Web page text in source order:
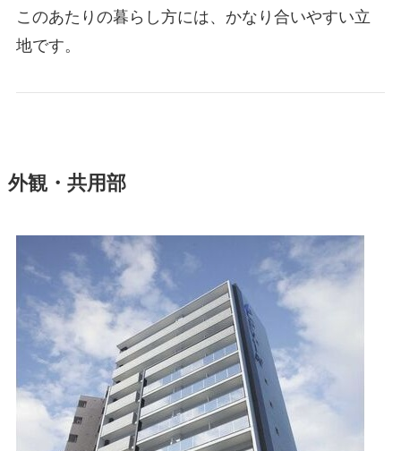
このあたりの暮らし方には、かなり合いやすい立
地です。
外観・共用部